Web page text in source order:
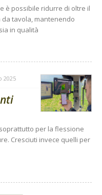
è possibile ridurre di oltre il
da tavola, mantenendo
in qualità
2025
per la flessione
Cresciuti invece quelli per